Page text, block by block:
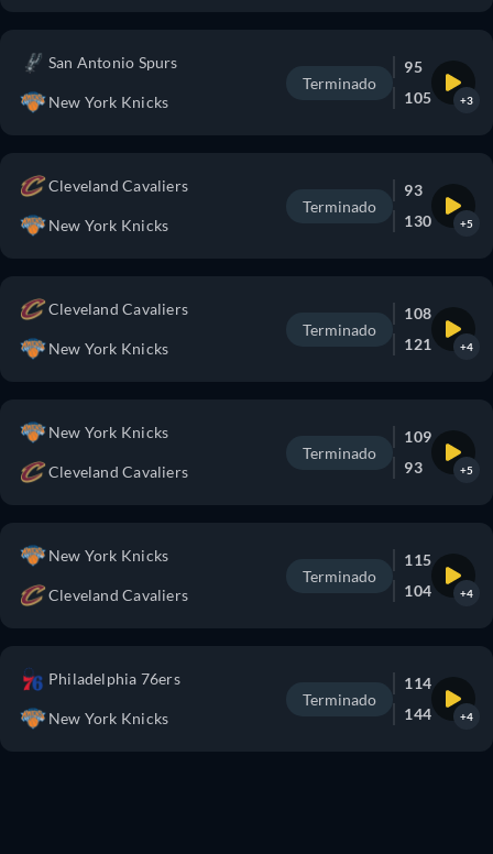
San Antonio Spurs
New York Knicks
Terminado
95
105
+3
Cleveland Cavaliers
New York Knicks
Terminado
93
130
+5
Cleveland Cavaliers
New York Knicks
Terminado
108
121
+4
New York Knicks
Cleveland Cavaliers
Terminado
109
93
+5
New York Knicks
Cleveland Cavaliers
Terminado
115
104
+4
Philadelphia 76ers
New York Knicks
Terminado
114
144
+4